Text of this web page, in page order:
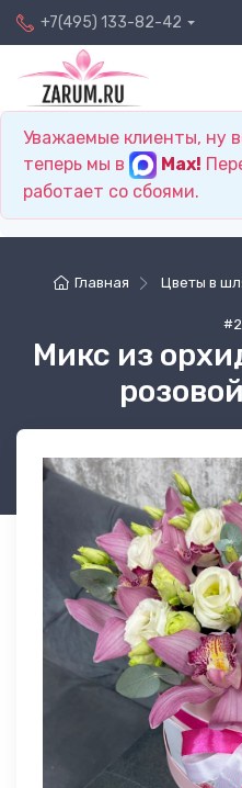
+7(495) 133-82-42
Уважаемые клиенты, ну
теперь мы в
Max!
работает со сбоями.
Главная Цветы в
Микс из